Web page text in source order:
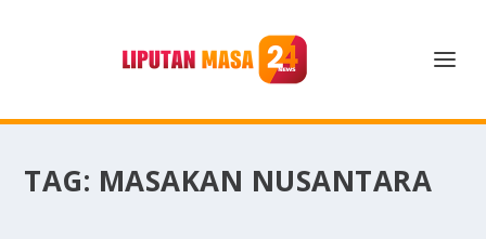
TAG: MASAKAN NUSANTARA